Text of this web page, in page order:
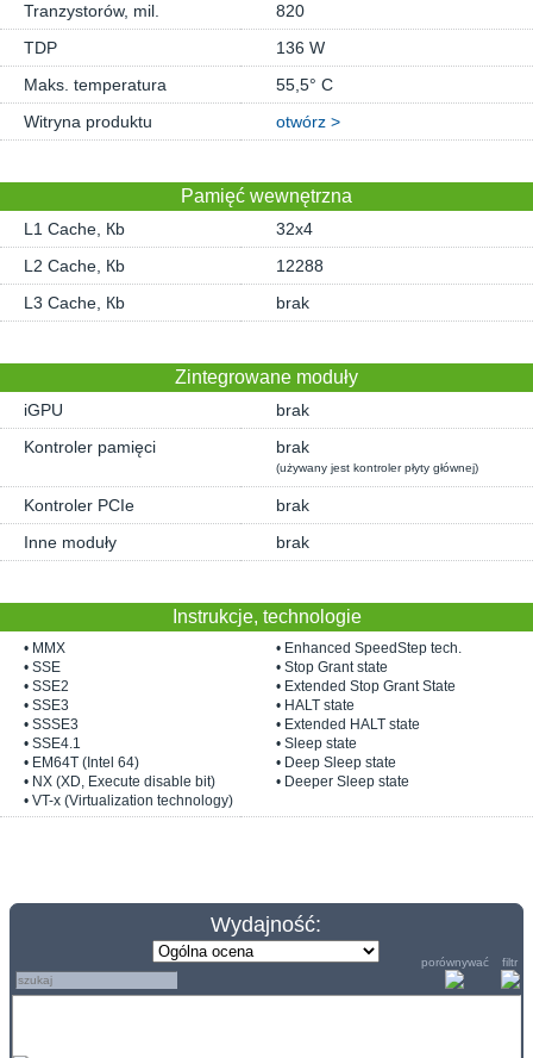
Tranzystorów, mil.
820
TDP
136 W
Maks. temperatura
55,5° C
Witryna produktu
otwórz >
Pamięć wewnętrzna
L1 Cache, Кb
32x4
L2 Cache, Кb
12288
L3 Cache, Кb
brak
Zintegrowane moduły
iGPU
brak
Kontroler pamięci
brak
(używany jest kontroler płyty głównej)
Kontroler PCIe
brak
Inne moduły
brak
Instrukcje, technologie
• MMX
• SSE
• SSE2
• SSE3
• SSSE3
• SSE4.1
• EM64T (Intel 64)
• NX (XD, Execute disable bit)
• VT-x (Virtualization technology)
• Enhanced SpeedStep tech.
• Stop Grant state
• Extended Stop Grant State
• HALT state
• Extended HALT state
• Sleep state
• Deep Sleep state
• Deeper Sleep state
Wydajność:
porównywać filtr